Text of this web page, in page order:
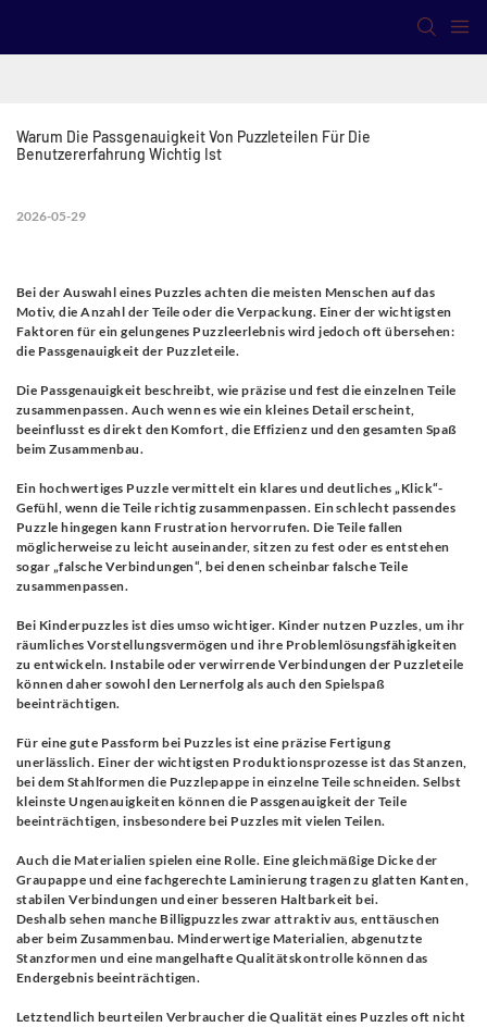
Warum Die Passgenauigkeit Von Puzzleteilen Für Die
Benutzererfahrung Wichtig Ist
2026-05-29
Bei der Auswahl eines Puzzles achten die meisten Menschen auf das
Motiv, die Anzahl der Teile oder die Verpackung. Einer der wichtigsten
Faktoren für ein gelungenes Puzzleerlebnis wird jedoch oft übersehen:
die Passgenauigkeit der Puzzleteile.
Die Passgenauigkeit beschreibt, wie präzise und fest die einzelnen Teile
zusammenpassen. Auch wenn es wie ein kleines Detail erscheint,
beeinflusst es direkt den Komfort, die Effizienz und den gesamten Spaß
beim Zusammenbau.
Ein hochwertiges Puzzle vermittelt ein klares und deutliches „Klick“-
Gefühl, wenn die Teile richtig zusammenpassen. Ein schlecht passendes
Puzzle hingegen kann Frustration hervorrufen. Die Teile fallen
möglicherweise zu leicht auseinander, sitzen zu fest oder es entstehen
sogar „falsche Verbindungen“, bei denen scheinbar falsche Teile
zusammenpassen.
Bei Kinderpuzzles ist dies umso wichtiger. Kinder nutzen Puzzles, um ihr
räumliches Vorstellungsvermögen und ihre Problemlösungsfähigkeiten
zu entwickeln. Instabile oder verwirrende Verbindungen der Puzzleteile
können daher sowohl den Lernerfolg als auch den Spielspaß
beeinträchtigen.
Für eine gute Passform bei Puzzles ist eine präzise Fertigung
unerlässlich. Einer der wichtigsten Produktionsprozesse ist das Stanzen,
bei dem Stahlformen die Puzzlepappe in einzelne Teile schneiden. Selbst
kleinste Ungenauigkeiten können die Passgenauigkeit der Teile
beeinträchtigen, insbesondere bei Puzzles mit vielen Teilen.
Auch die Materialien spielen eine Rolle. Eine gleichmäßige Dicke der
Graupappe und eine fachgerechte Laminierung tragen zu glatten Kanten,
stabilen Verbindungen und einer besseren Haltbarkeit bei.
Deshalb sehen manche Billigpuzzles zwar attraktiv aus, enttäuschen
aber beim Zusammenbau. Minderwertige Materialien, abgenutzte
Stanzformen und eine mangelhafte Qualitätskontrolle können das
Endergebnis beeinträchtigen.
Letztendlich beurteilen Verbraucher die Qualität eines Puzzles oft nicht